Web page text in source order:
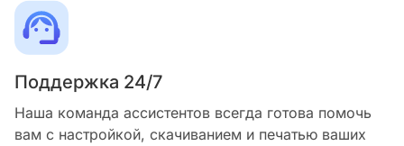
Поддержка 24/7
Наша команда ассистентов всегда готова помочь
вам с настройкой, скачиванием и печатью ваших